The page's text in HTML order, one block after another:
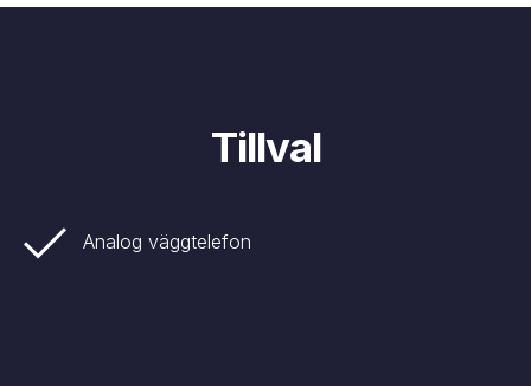
Tillval
Analog väggtelefon